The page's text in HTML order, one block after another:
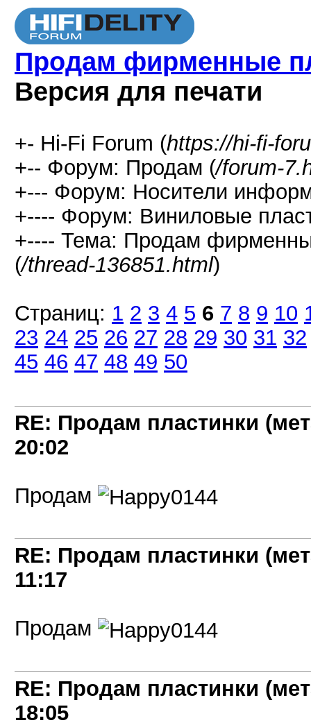
Продам фирменные
Версия для печати
+- Hi-Fi Forum (https://hi-fi-
+-- Форум: Продам (/forum-
+--- Форум: Носители
+---- Форум: Виниловые
+---- Тема: Продам
(/thread-136851.html)
Страниц: 1 2 3 4 5 6 7 8 9 10
23 24 25 26 27 28 29 30 31 32
45 46 47 48 49 50
RE: Продам пластинки
20:02
Продам
RE: Продам пластинки
11:17
Продам
RE: Продам пластинки
18:05